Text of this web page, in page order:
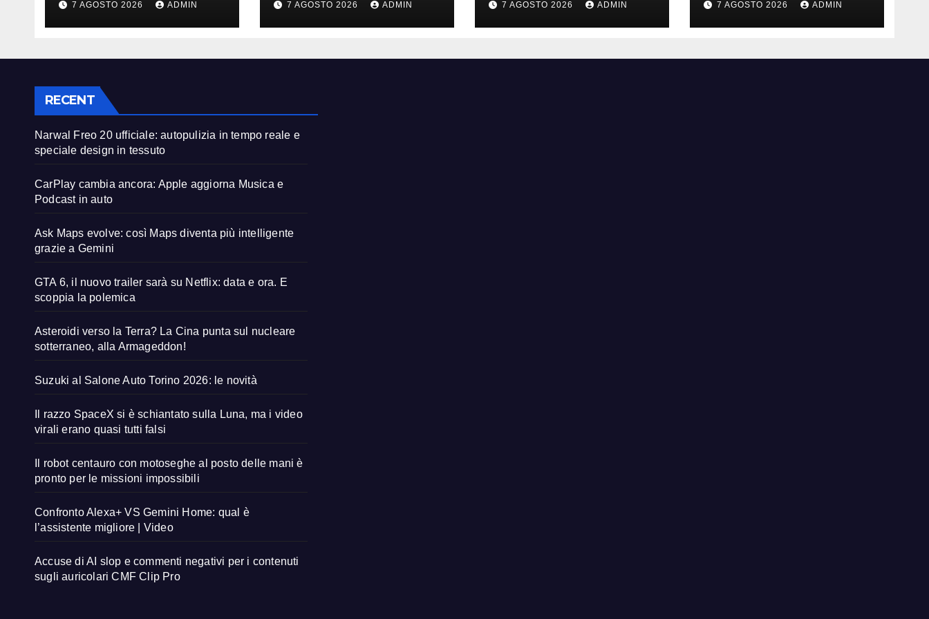
speciale design in
tessuto
7 AGOSTO 2026 ADMIN
Podcast in auto
7 AGOSTO 2026 ADMIN
grazie a Gemini
7 AGOSTO 2026 ADMIN
scoppia la polemica
7 AGOSTO 2026 ADMIN
RECENT
Narwal Freo 20 ufficiale: autopulizia in tempo reale e
speciale design in tessuto
CarPlay cambia ancora: Apple aggiorna Musica e
Podcast in auto
Ask Maps evolve: così Maps diventa più intelligente
grazie a Gemini
GTA 6, il nuovo trailer sarà su Netflix: data e ora. E
scoppia la polemica
Asteroidi verso la Terra? La Cina punta sul nucleare
sotterraneo, alla Armageddon!
Suzuki al Salone Auto Torino 2026: le novità
Il razzo SpaceX si è schiantato sulla Luna, ma i video
virali erano quasi tutti falsi
Il robot centauro con motoseghe al posto delle mani è
pronto per le missioni impossibili
Confronto Alexa+ VS Gemini Home: qual è
l’assistente migliore | Video
Accuse di AI slop e commenti negativi per i contenuti
sugli auricolari CMF Clip Pro